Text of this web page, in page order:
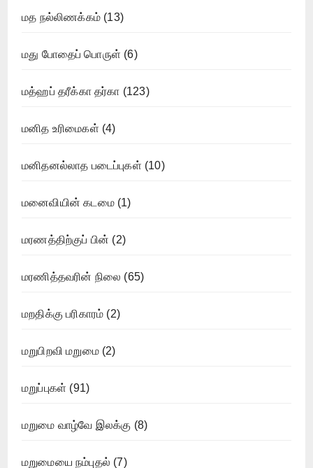
மத நல்லிணக்கம் (13)
மது போதைப் பொருள் (6)
மத்ஹப் தரீக்கா தர்கா (123)
மனித உரிமைகள் (4)
மனிதனல்லாத படைப்புகள் (10)
மனைவியின் கடமை(1)
மரணத்திற்குப் பின் (2)
மரணித்தவரின் நிலை (65)
மறதிக்கு பரிகாரம் (2)
மறுபிறவி மறுமை(2)
மறுப்புகள் (91)
மறுமை வாழ்வே இலக்கு (8)
மறுமையை நம்புதல் (7)